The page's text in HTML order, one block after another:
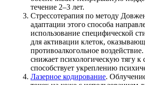
течение 2–3 лет.
Стрессотерапия по методу
адаптации этого способа
использование специфической
для активации клеток,
противоалкогольное
снижает психологическую тягу к
способствует укреплению
Лазерное кодирование.